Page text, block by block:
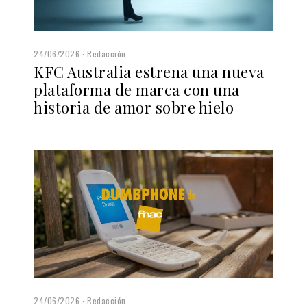
24/06/2026 Redacción
KFC Australia estrena una nueva
plataforma de marca con una
historia de amor sobre hielo
24/06/2026 Redacción